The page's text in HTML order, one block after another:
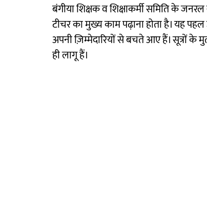
बंगीया शिक्षक व शिक्षाकर्मी समिति के
टीचर का मुख्य काम पढ़ाना होता है। यह
अपनी ज़िम्मेदारियों से बचते आए हैं। सूत्रों के
ही लागू हैं।